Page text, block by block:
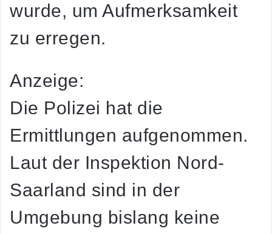
wurde, um Aufmerksamkeit
zu erregen.
Anzeige:
Die Polizei hat die
Ermittlungen aufgenommen.
Laut der Inspektion Nord-
Saarland sind in der
Umgebung bislang keine